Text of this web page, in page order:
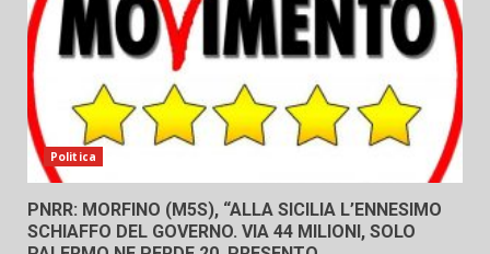
Politica
PNRR: MORFINO (M5S), “ALLA SICILIA L’ENNESIMO
SCHIAFFO DEL GOVERNO. VIA 44 MILIONI, SOLO